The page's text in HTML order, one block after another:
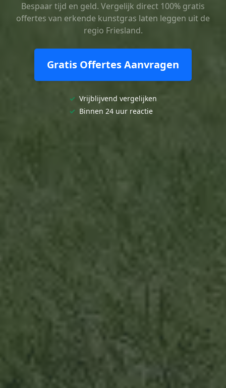
Bespaar tijd en geld. Vergelijk direct 100% gratis
offertes van erkende kunstgras laten leggen uit de
regio Friesland.
Gratis Offertes Aanvragen
✓ Vrijblijvend vergelijken
✓ Binnen 24 uur reactie